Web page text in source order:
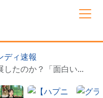
ディ速報
たのか？「面白い...